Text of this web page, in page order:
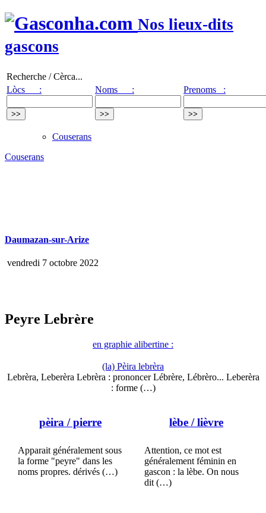
Nos lieux-dits
gascons
Recherche / Cèrca...
Lòcs :
Noms : Prenoms :
Couserans
Couserans
Daumazan-sur-Arize
vendredi 7 octobre 2022
Peyre Lebrère
en graphie alibertine :
(la) Pèira lebrèra
Lebrèra, Leberèra Lebrèra : prononcer Lébrère, Lébrèro... Leberèra
: forme (…)
pèira / pierre
Apparait généralement sous
la forme "peyre" dans les
noms propres. dérivés (…)
lèbe / lièvre
Attention, ce mot est
généralement féminin en
gascon : la lèbe. On nous
dit (…)